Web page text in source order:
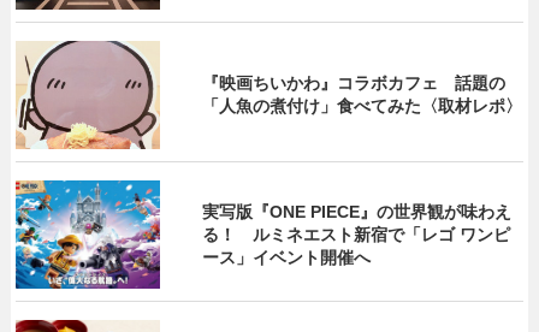
『映画ちいかわ』コラボカフェ 話題の
「人魚の煮付け」食べてみた〈取材レポ〉
実写版『ONE PIECE』の世界観が味わえ
る！ ルミネエスト新宿で「レゴ ワンピ
ース」イベント開催へ